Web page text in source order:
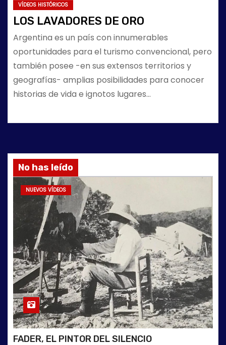
VÍDEOS HISTÓRICOS
LOS LAVADORES DE ORO
Argentina es un país con innumerables
oportunidades para el turismo convencional, pero
también posee -en sus extensos territorios y
geografías- amplias posibilidades para conocer
historias de vida e ignotos lugares…
No has leído
NUEVOS VÍDEOS
FADER, EL PINTOR DEL SILENCIO